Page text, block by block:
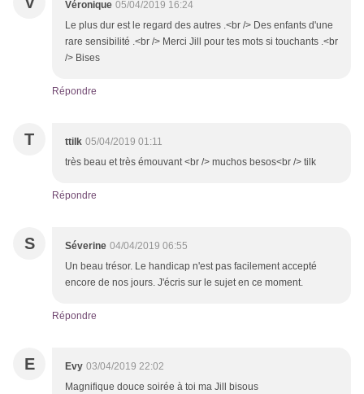
Véronique 05/04/2019 16:24
Le plus dur est le regard des autres .<br /> Des enfants d'une
rare sensibilité .<br /> Merci Jill pour tes mots si touchants .<br
/> Bises
Répondre
T ttilk 05/04/2019 01:11
très beau et très émouvant <br /> muchos besos<br /> tilk
Répondre
S Séverine 04/04/2019 06:55
Un beau trésor. Le handicap n'est pas facilement accepté
encore de nos jours. J'écris sur le sujet en ce moment.
Répondre
E Evy 03/04/2019 22:02
Magnifique douce soirée à toi ma Jill bisous